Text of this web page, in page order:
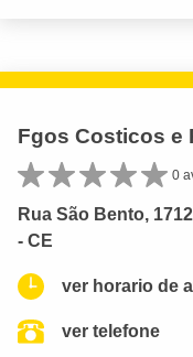
Fgos Costicos e
0
Rua São Bento,
- CE
ver horario de
ver telefone